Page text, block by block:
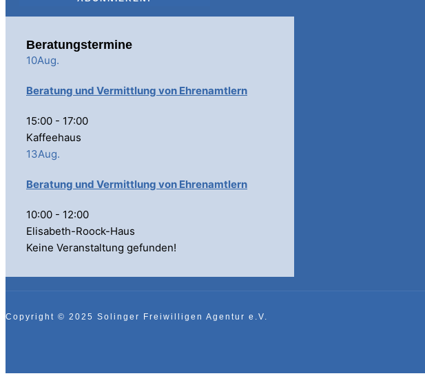
Beratungstermine
10Aug.
Bera­tung und Ver­mitt­lung von Ehrenamtlern
15:00 - 17:00
Kaffeehaus
13Aug.
Bera­tung und Ver­mitt­lung von Ehrenamtlern
10:00 - 12:00
Elisabeth-Roock-Haus
Keine Veranstaltung gefunden!
Copyright © 2025 Solinger Freiwilligen Agentur e.V.